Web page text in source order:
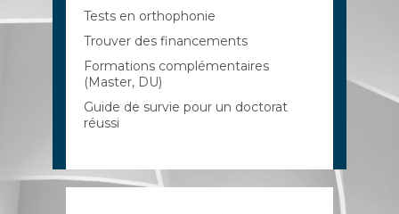
Tests en orthophonie
Trouver des financements
Formations complémentaires
(Master, DU)
Guide de survie pour un doctorat
réussi